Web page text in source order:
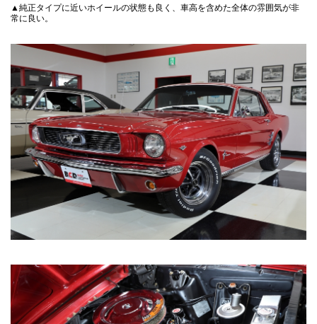
▲純正タイプに近いホイールの状態も良く、車高を含めた全体の雰囲気が非
常に良い。